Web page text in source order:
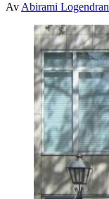
Av Abirami Logendran